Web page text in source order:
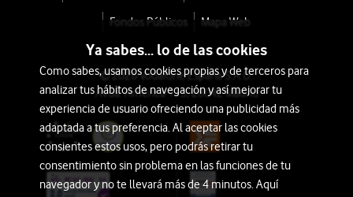
Fondos Públicos Mapa Web
© 2026 Vodafone España S.A.U.
Avda. América 115, 28042 Madrid
Ya sabes... lo de las cookies
Como sabes, usamos cookies propias y de terceros para
analizar tus hábitos de navegación y así mejorar tu
experiencia de usuario ofreciendo una publicidad más
adaptada a tus preferencia. Al aceptar las cookies
consientes estos usos, pero podrás retirar tu
consentimiento sin problema en las funciones de tu
navegador y no te llevará más de 4 minutos. Aquí